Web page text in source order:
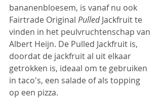
bananenbloesem, is vanaf nu ook
Fairtrade Original Pulled Jackfruit te
vinden in het peulvruchtenschap van
Albert Heijn. De Pulled Jackfruit is,
doordat de jackfruit al uit elkaar
getrokken is, ideaal om te gebruiken
in taco's, een salade of als topping
op een pizza.